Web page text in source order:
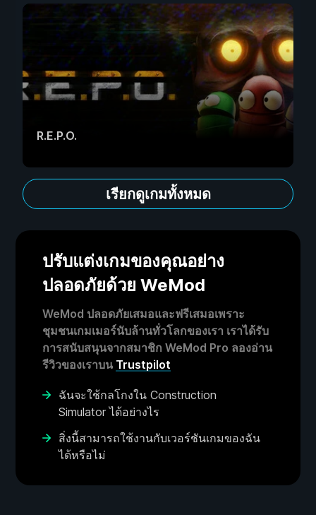
R.E.P.O.
เรียกดูเกมทั้งหมด
ปรับแต่งเกมของคุณอย่าง
ปลอดภัยด้วย WeMod
WeMod ปลอดภัยเสมอและฟรีเสมอเพราะ
ชุมชนเกมเมอร์นับล้านทั่วโลกของเรา เราได้รับ
การสนับสนุนจากสมาชิก WeMod Pro ลองอ่าน
รีวิวของเราบน Trustpilot
ฉันจะใช้กลโกงใน Construction
Simulator ได้อย่างไร
สิ่งนี้สามารถใช้งานกับเวอร์ชันเกมของฉัน
ได้หรือไม่